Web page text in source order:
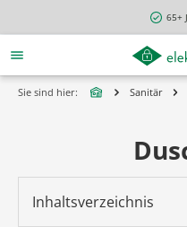
65+
Sie sind hier: Sanitär
Inhaltsverzeichnis